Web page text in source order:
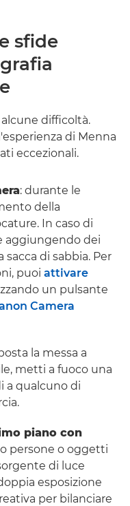
sfide
difficoltà.
di Menna
eccezionali.
: durante le
della
In caso di
aggiungendo dei
sacca di sabbia. Per
puoi attivare
un pulsante
Camera
la messa a
metti a fuoco una
a qualcuno di
piano con
persone o oggetti
di luce
esposizione
per bilanciare